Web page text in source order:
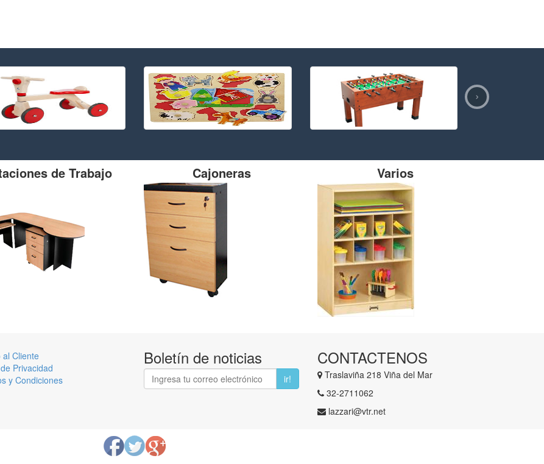
›
de Trabajo Cajoneras Varios
al Cliente
Privacidad
y Condiciones
Boletín de noticias
ir!
CONTACTENOS
Traslaviña 218 Viña del Mar
​32-2711062
lazzari@vtr.net